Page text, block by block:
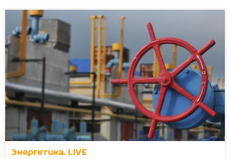
Энергетика. LIVE